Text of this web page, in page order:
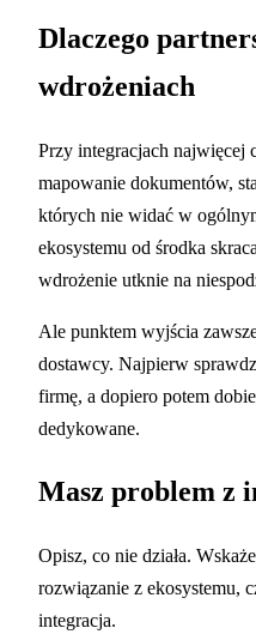
Dlaczego
wdrożeniach
Przy integracjach najwięcej
mapowanie dokumentów,
których nie widać w
ekosystemu od środka
wdrożenie utknie na
Ale punktem wyjścia
dostawcy. Najpierw
firmę, a dopiero potem
dedykowane.
Masz problem z
Opisz, co nie działa.
rozwiązanie z ekosystemu,
integracja.